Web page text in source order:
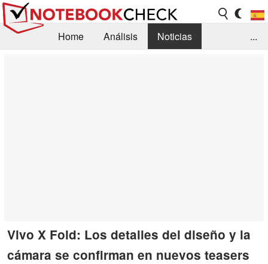
Home Análisis
Noticias
...
Vivo X Fold: Los detalles del diseño y la
cámara se confirman en nuevos teasers